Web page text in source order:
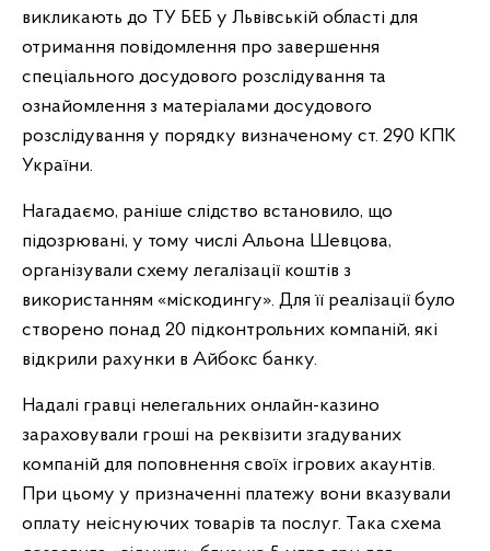
викликають до ТУ БЕБ у Львівській області для
отримання повідомлення про завершення
спеціального досудового розслідування та
ознайомлення з матеріалами досудового
розслідування у порядку визначеному ст. 290 КПК
України.
Нагадаємо, раніше слідство встановило, що
підозрювані, у тому числі Альона Шевцова,
організували схему легалізації коштів з
використанням «міскодингу». Для її реалізації було
створено понад 20 підконтрольних компаній, які
відкрили рахунки в Айбокс банку.
Надалі гравці нелегальних онлайн-казино
зараховували гроші на реквізити згадуваних
компаній для поповнення своїх ігрових акаунтів.
При цьому у призначенні платежу вони вказували
оплату неіснуючих товарів та послуг. Така схема